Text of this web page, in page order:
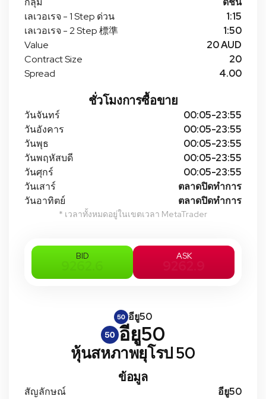
ชั่วโมงการซื้อขาย
วันจันทร์
00:05-23:55
วันอังคาร
00:05-23:55
วันพุธ
00:05-23:55
วันพฤหัสบดี
00:05-23:55
วันศุกร์
00:05-23:55
วันเสาร์
ตลาดปิดทําการ
วันอาทิตย์
ตลาดปิดทําการ
* เวลาทั้งหมดอยู่ในเขตเวลา MetaTrader
เลเวอเรจ - 1 Step ด่วน
1:15
เลเวอเรจ - 2 Step 標準
1:50
Value
20 AUD
Contract Size
20
Spread
4.00
BID ASK
อียู50
อียู50
หุ้นสหภาพยุโรป 50
ข้อมูล
สัญลักษณ์
อียู50